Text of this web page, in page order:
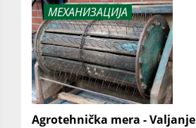
МЕХАНИЗАЦИЈА
Agrotehnička mera - Valjanje